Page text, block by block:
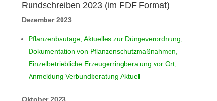
Rundschreiben 2023(im PDF Format)
Dezember 2023
Pflanzenbautage, Aktuelles zur Düngeverordnung,
Dokumentation von Pflanzenschutzmaßnahmen,
Einzelbetriebliche Erzeugerringberatung vor Ort,
Anmeldung Verbundberatung Aktuell
Oktober 2023